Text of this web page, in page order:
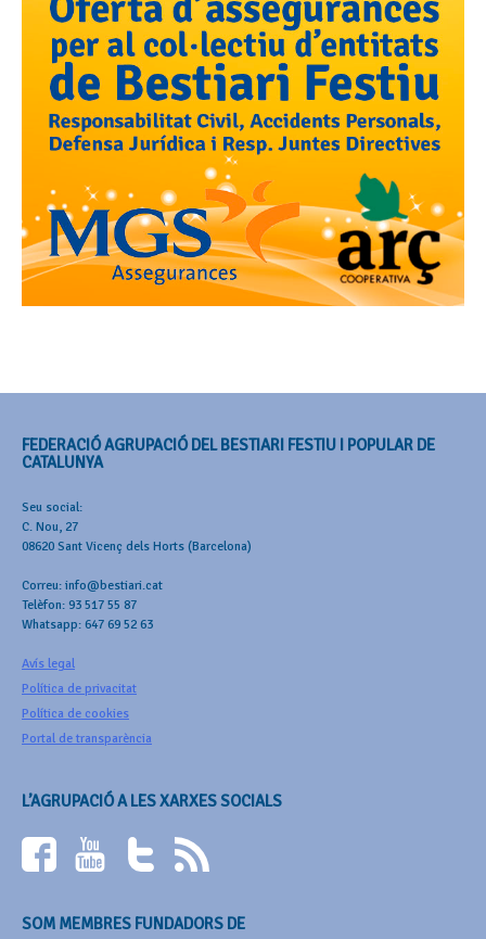
FEDERACIÓ AGRUPACIÓ DEL BESTIARI FESTIU I POPULAR DE
CATALUNYA
Seu social:
C. Nou, 27
08620 Sant Vicenç dels Horts (Barcelona)
Correu: info@bestiari.cat
Telèfon: 93 517 55 87
Whatsapp: 647 69 52 63
Avís legal
Política de privacitat
Política de cookies
Portal de transparència
L’AGRUPACIÓ A LES XARXES SOCIALS
SOM MEMBRES FUNDADORS DE